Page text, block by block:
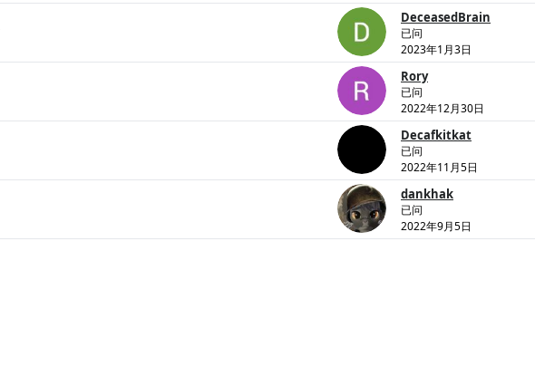
DeceasedBrain
已问
2023年1月3日
Rory
已问
2022年12月30日
Decafkitkat
已问
2022年11月5日
dankhak
已问
2022年9月5日